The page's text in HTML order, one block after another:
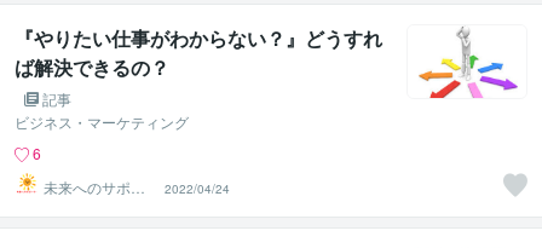
『やりたい仕事がわからない？』どうすれ
ば解決できるの？
記事
ビジネス・マーケティング
6
未来へのサポー
ター
2022/04/24